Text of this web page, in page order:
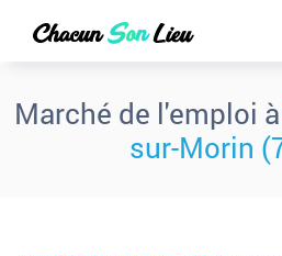
Marché de l'emploi à
sur-Morin